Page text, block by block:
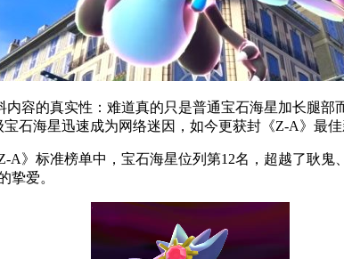
的真实性：难道真的只是普通宝石海星加长腿部
石海星迅速成为网络迷因，如今更获封《Z-A》最佳
标准榜单中，宝石海星位列第12名，超越了耿鬼
挚爱。